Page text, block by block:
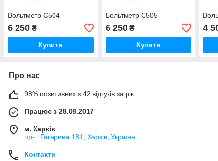
Вольтметр С504
6 250 ₴
Купити
Вольтметр С505
6 250₴
Купити
4
Про нас
98% позитивних з 42 відгуків за рік
Працює з 28.08.2017
м. Харків
пр-т. Гагарина 181, Харків, Україна
Контакти